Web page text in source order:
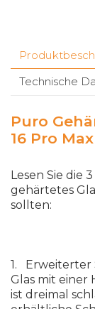
Technische
Puro
16 Pro
Lesen Sie die
gehärtetes
sollten:
1. Erweiterter
Glas mit einer
ist dreimal